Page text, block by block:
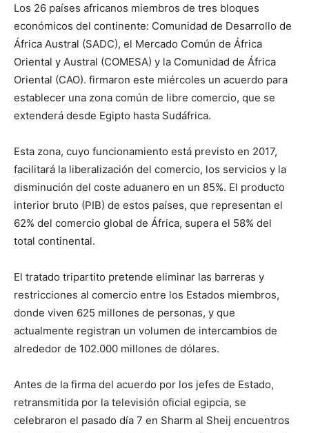
Los 26 países africanos miembros de tres bloques
económicos del continente: Comunidad de Desarrollo de
África Austral (SADC), el Mercado Común de África
Oriental y Austral (COMESA) y la Comunidad de África
Oriental (CAO). firmaron este miércoles un acuerdo para
establecer una zona común de libre comercio, que se
extenderá desde Egipto hasta Sudáfrica.
Esta zona, cuyo funcionamiento está previsto en 2017,
facilitará la liberalización del comercio, los servicios y la
disminución del coste aduanero en un 85%. El producto
interior bruto (PIB) de estos países, que representan el
62% del comercio global de África, supera el 58% del
total continental.
El tratado tripartito pretende eliminar las barreras y
restricciones al comercio entre los Estados miembros,
donde viven 625 millones de personas, y que
actualmente registran un volumen de intercambios de
alrededor de 102.000 millones de dólares.
Antes de la firma del acuerdo por los jefes de Estado,
retransmitida por la televisión oficial egipcia, se
celebraron el pasado día 7 en Sharm al Sheij encuentros